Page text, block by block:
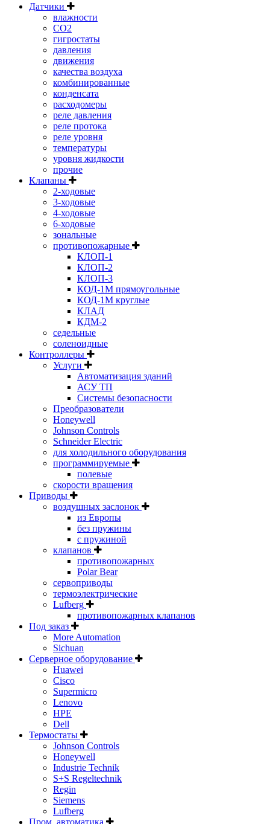
Датчики
влажности
CO2
гигростаты
давления
движения
качества воздуха
комбинированные
конденсата
расходомеры
реле давления
реле протока
реле уровня
температуры
уровня жидкости
прочие
Клапаны
2-ходовые
3-ходовые
4-ходовые
6-ходовые
зональные
противопожарные
КЛОП-1
КЛОП-2
КЛОП-3
КОД-1М прямоугольные
КОД-1М круглые
КЛАД
КДМ-2
седельные
соленоидные
Контроллеры
Услуги
Автоматизация зданий
АСУ ТП
Системы безопасности
Преобразователи
Honeywell
Johnson Controls
Schneider Electric
для холодильного оборудования
программируемые
полевые
скорости вращения
Приводы
воздушных заслонок
из Европы
без пружины
с пружиной
клапанов
противопожарных
Polar Bear
сервоприводы
термоэлектрические
Lufberg
противопожарных клапанов
Под заказ
More Automation
Sichuan
Серверное оборудование
Huawei
Cisco
Supermicro
Lenovo
HPE
Dell
Термостаты
Johnson Controls
Honeywell
Industrie Technik
S+S Regeltechnik
Regin
Siemens
Lufberg
Пром. автоматика